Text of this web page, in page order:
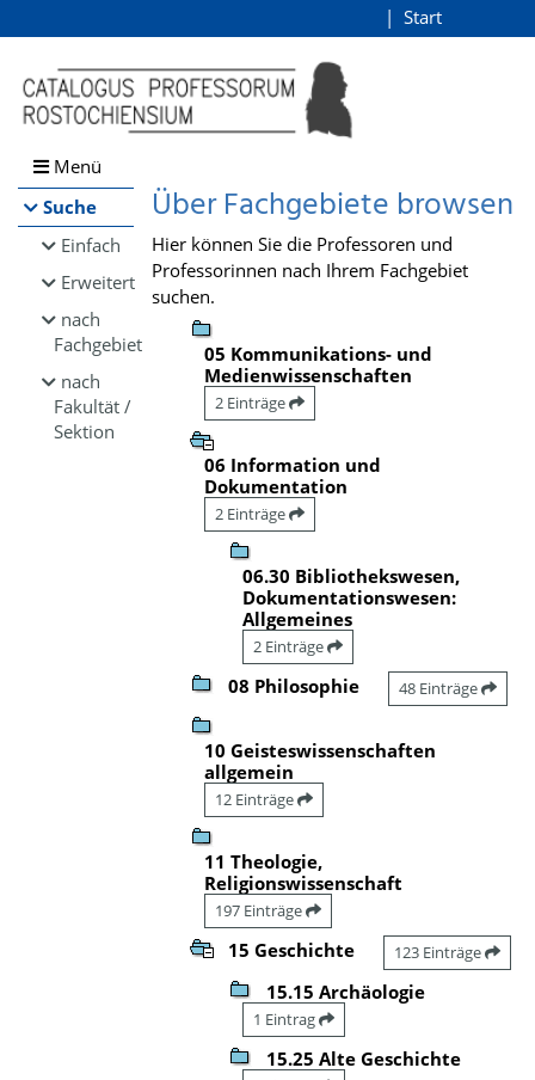
Browsen
direkt zum Inhalt
Start
Menü
Suche
Einfach
Erweitert
nach
Fachgebiet
nach
Fakultät /
Sektion
Über Fachgebiete browsen
Hier können Sie die Professoren und
Professorinnen nach Ihrem Fachgebiet
suchen.
05 Kommunikations- und
Medienwissenschaften
2 Einträge
06 Information und
Dokumentation
2 Einträge
06.30 Bibliothekswesen,
Dokumentationswesen:
Allgemeines
2 Einträge
08 Philosophie 48 Einträge
10 Geisteswissenschaften
allgemein
12 Einträge
11 Theologie,
Religionswissenschaft
197 Einträge
15 Geschichte 123 Einträge
15.15 Archäologie
1 Eintrag
15.25 Alte Geschichte